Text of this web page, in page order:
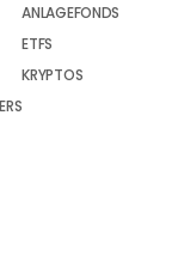
ANLAGEFONDS
ETFS
KRYPTOS